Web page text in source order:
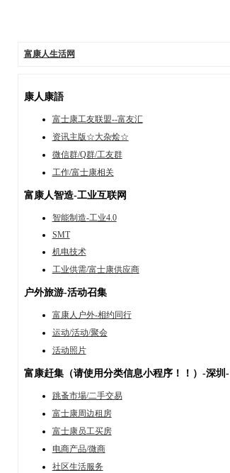
富康人生活网
康人康語
富士康工友联盟--富友汇
资讯主版☆大杂烩☆
微信群/Q群/工友群
工作/富士康相关
富康人智造-工业互联网
智能制造-工业4.0
SMT
机电技术
工业供需/富士康供应商
户外旅游-活动召集
富康人户外-相约同行
运动/活动/聚会
活动照片
富康赶集（请使用分类信息小程序！！）-深圳-
跳蚤市場/二手交易
富士康周边租房
富士康员工买房
电商产品/微商
社区生活服务